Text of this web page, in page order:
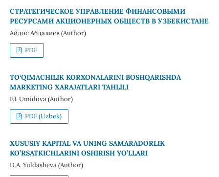
СТРАТЕГИЧЕСКОЕ УПРАВЛЕНИЕ ФИНАНСОВЫМИ
РЕСУРСАМИ АКЦИОНЕРНЫХ ОБЩЕСТВ В УЗБЕКИСТАНЕ
Айдос Абдалиев (Author)
PDF
TO‘QIMАCHILIK KORXONАLАRINI BOSHQARISHDA
MАRKETING XARAJATLARI TAHLILI
F.I. Umidovа (Author)
PDF (Uzbek)
XUSUSIY KAPITAL VA UNING SAMARADORLIK
KO’RSATKICHLARINI OSHIRISH YO’LLARI
D.A. Yuldasheva (Author)